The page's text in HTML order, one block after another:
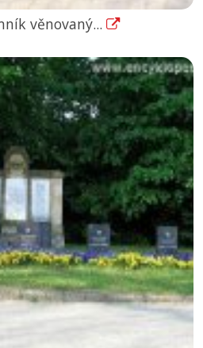
věnovaný...